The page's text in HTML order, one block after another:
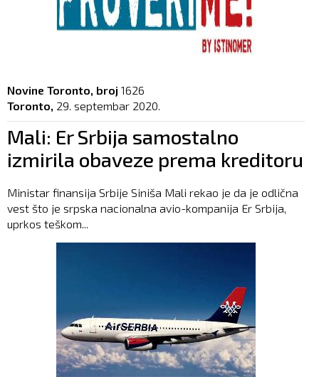
Novine Toronto, broj 1626
Toronto, 29. septembar 2020.
Mali: Er Srbija samostalno
izmirila obaveze prema kreditoru
Ministar finansija Srbije Siniša Mali rekao je da je odlična
vest što je srpska nacionalna avio-kompanija Er Srbija,
uprkos teškom...